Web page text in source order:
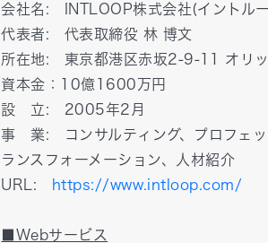
会社名:​ INTLOOP株式会社(イントル
代表者:​ 代表取締役 林 博文
所在地​: 東京都港区赤坂2-9-11 オリ
資本金：10億1600万円
設 立:​ 2005年2月
事 業:​ コンサルティング、プロフェッ
ランスフォーメーション、人材紹介
URL:
https://www.intloop.com/
■Webサービス